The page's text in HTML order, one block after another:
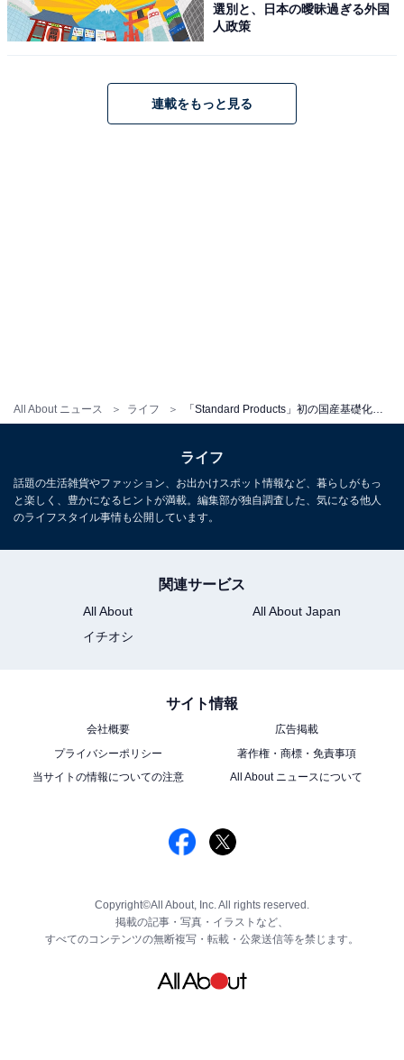
All About ニュース ライフ 「Standard Products」初の国産基礎化粧品シリーズが登場！ 全13種オール550円、その使い心地は？
透明感*のある肌へ導く美容液。サラッとした使用感
でキメを整えるさっぱりタイプと、ハリとうるおい
選別と、日本の曖昧過ぎる外国
人政策
連載をもっと見る
ライフ
話題の生活雑貨やファッション、お出かけスポット情報など、暮らしがもっ
と楽しく、豊かになるヒントが満載。編集部が独自調査した、気になる他人
のライフスタイル事情も公開しています。
関連サービス
All About
All About Japan
イチオシ
サイト情報
会社概要
広告掲載
プライバシーポリシー
著作権・商標・免責事項
当サイトの情報についての注意
All About ニュースについて
Copyright©All About, Inc. All rights reserved.
掲載の記事・写真・イラストなど、
すべてのコンテンツの無断複写・転載・公衆送信等を禁じます。